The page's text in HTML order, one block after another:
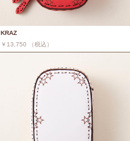
KRAZ
￥13,750 （税込）